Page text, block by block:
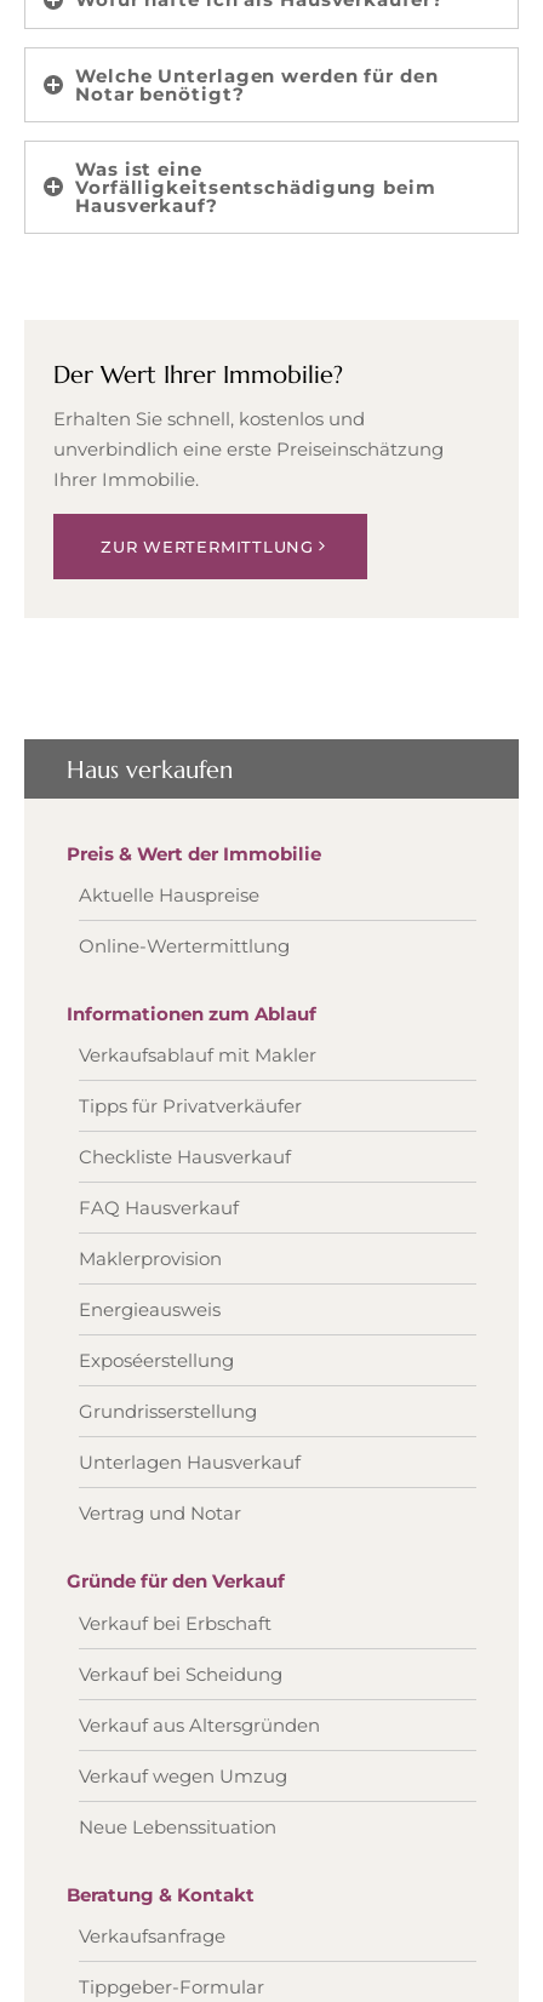
Welche Unterlagen werden für den
Notar benötigt?
Was ist eine
Vorfälligkeitsentschädigung beim
Hausverkauf?
Der Wert Ihrer Immobilie?
Erhalten Sie schnell, kostenlos und
unverbindlich eine erste Preiseinschätzung
Ihrer Immobilie.
ZUR WERTERMITTLUNG
Haus verkaufen
Preis & Wert der Immobilie
Aktuelle Hauspreise
Online-Wertermittlung
Informationen zum Ablauf
Verkaufsablauf mit Makler
Tipps für Privatverkäufer
Checkliste Hausverkauf
FAQ Hausverkauf
Maklerprovision
Energieausweis
Exposéerstellung
Grundrisserstellung
Unterlagen Hausverkauf
Vertrag und Notar
Gründe für den Verkauf
Verkauf bei Erbschaft
Verkauf bei Scheidung
Verkauf aus Altersgründen
Verkauf wegen Umzug
Neue Lebenssituation
Beratung & Kontakt
Verkaufsanfrage
Tippgeber-Formular